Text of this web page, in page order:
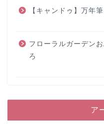
【キャンドゥ】万年
フローラルガーデン
ろ
ア